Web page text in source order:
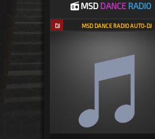
MSDDANCE RADIO
DJ MSD DANCE RADIO AUTO-DJ